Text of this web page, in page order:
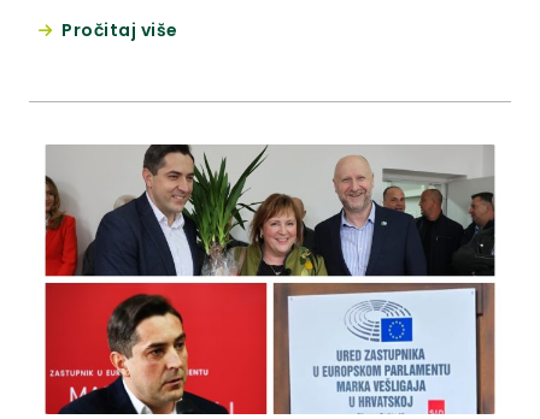
dana proslave. Krapinsko-zagorska županija od
Pročitaj više